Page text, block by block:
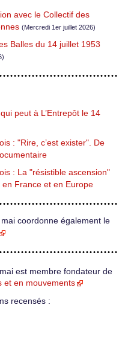
avec le Collectif des
(Mercredi 1er juillet 2026)
Balles du 14 juillet 1953
peut à L’Entrepôt le 14
: "Rire, c’est exister". De
: La "résistible ascension"
en France et en Europe
coordonne également le
mai est membre fondateur de
et en mouvements
recensés :